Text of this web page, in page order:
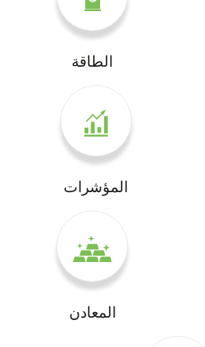
الطاقة
المؤشرات
المعادن